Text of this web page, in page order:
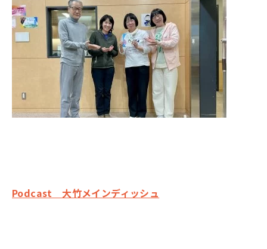
Podcast 大竹メインディッシュ